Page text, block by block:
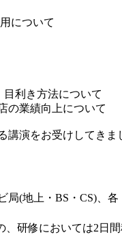
について
目利き方法について
の業績向上について
演をお受けしてきま
(地上・BS・CS)、
、研修においては2日